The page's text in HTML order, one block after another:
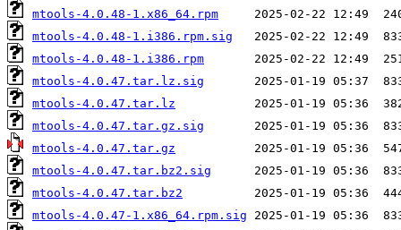
mtools-4.0.48-1.x86_64.rpm
mtools-4.0.48-1.i386.rpm.sig
mtools-4.0.48-1.i386.rpm
mtools-4.0.47.tar.lz.sig
mtools-4.0.47.tar.lz
mtools-4.0.47.tar.gz.sig
mtools-4.0.47.tar.gz
mtools-4.0.47.tar.bz2.sig
mtools-4.0.47.tar.bz2
mtools-4.0.47-1.x86_64.rpm.sig